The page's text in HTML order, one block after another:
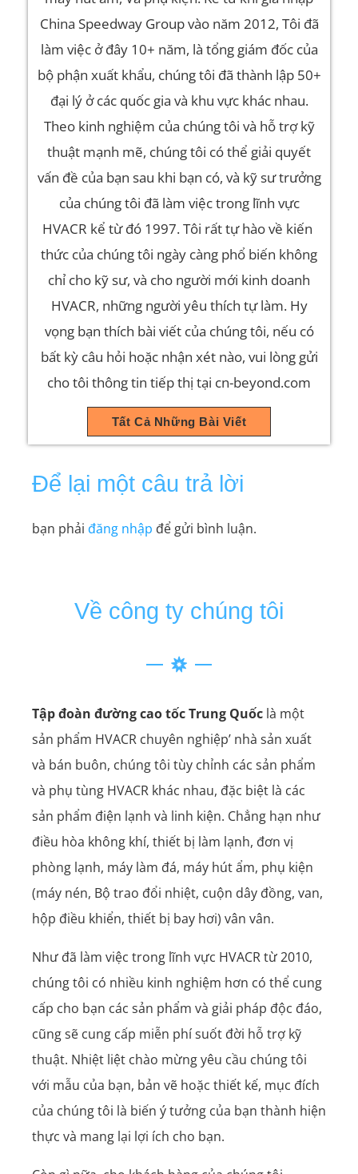
China Speedway Group vào năm 2012, Tôi đã
làm việc ở đây 10+ năm, là tổng giám đốc của
bộ phận xuất khẩu, chúng tôi đã thành lập 50+
đại lý ở các quốc gia và khu vực khác nhau.
Theo kinh nghiệm của chúng tôi và hỗ trợ kỹ
thuật mạnh mẽ, chúng tôi có thể giải quyết
vấn đề của bạn sau khi bạn có, và kỹ sư trưởng
của chúng tôi đã làm việc trong lĩnh vực
HVACR kể từ đó 1997. Tôi rất tự hào về kiến ​​
thức của chúng tôi ngày càng phổ biến không
chỉ cho kỹ sư, và cho người mới kinh doanh
HVACR, những người yêu thích tự làm. Hy
vọng bạn thích bài viết của chúng tôi, nếu có
bất kỳ câu hỏi hoặc nhận xét nào, vui lòng gửi
cho tôi thông tin tiếp thị tại cn-beyond.com
Tất Cả Những Bài Viết
Để lại một câu trả lời
bạn phải đăng nhập để gửi bình luận.
Về công ty chúng tôi
Tập đoàn đường cao tốc Trung Quốc là một
sản phẩm HVACR chuyên nghiệp’ nhà sản xuất
và bán buôn, chúng tôi tùy chỉnh các sản phẩm
và phụ tùng HVACR khác nhau, đặc biệt là các
sản phẩm điện lạnh và linh kiện. Chẳng hạn như
điều hòa không khí, thiết bị làm lạnh, đơn vị
phòng lạnh, máy làm đá, máy hút ẩm, phụ kiện
(máy nén, Bộ trao đổi nhiệt, cuộn dây đồng, van,
hộp điều khiển, thiết bị bay hơi) vân vân.
Như đã làm việc trong lĩnh vực HVACR từ 2010,
chúng tôi có nhiều kinh nghiệm hơn có thể cung
cấp cho bạn các sản phẩm và giải pháp độc đáo,
cũng sẽ cung cấp miễn phí suốt đời hỗ trợ kỹ
thuật. Nhiệt liệt chào mừng yêu cầu chúng tôi
với mẫu của bạn, bản vẽ hoặc thiết kế, mục đích
của chúng tôi là biến ý tưởng của bạn thành hiện
thực và mang lại lợi ích cho bạn.